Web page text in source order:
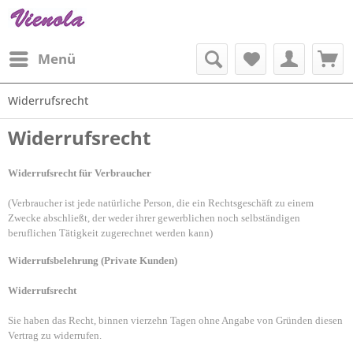
Menü
Widerrufsrecht
Widerrufsrecht
Widerrufsrecht für Verbraucher
(Verbraucher ist jede natürliche Person, die ein Rechtsgeschäft zu einem
Zwecke abschließt, der weder ihrer gewerblichen noch selbständigen
beruflichen Tätigkeit zugerechnet werden kann)
Widerrufsbelehrung (Private Kunden)
Widerrufsrecht
Sie haben das Recht, binnen vierzehn Tagen ohne Angabe von Gründen diesen
Vertrag zu widerrufen.